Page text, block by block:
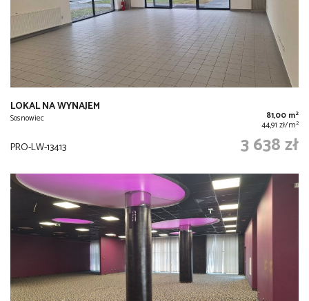
LOKAL NA WYNAJEM
Sosnowiec 81,00 m2
44,91 zł/m2
PRO-LW-13413 3 638 zł